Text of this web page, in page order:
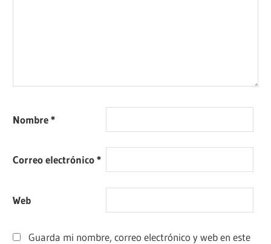
Nombre*
Correo electrónico*
Web
Guarda mi nombre, correo electrónico y web en este